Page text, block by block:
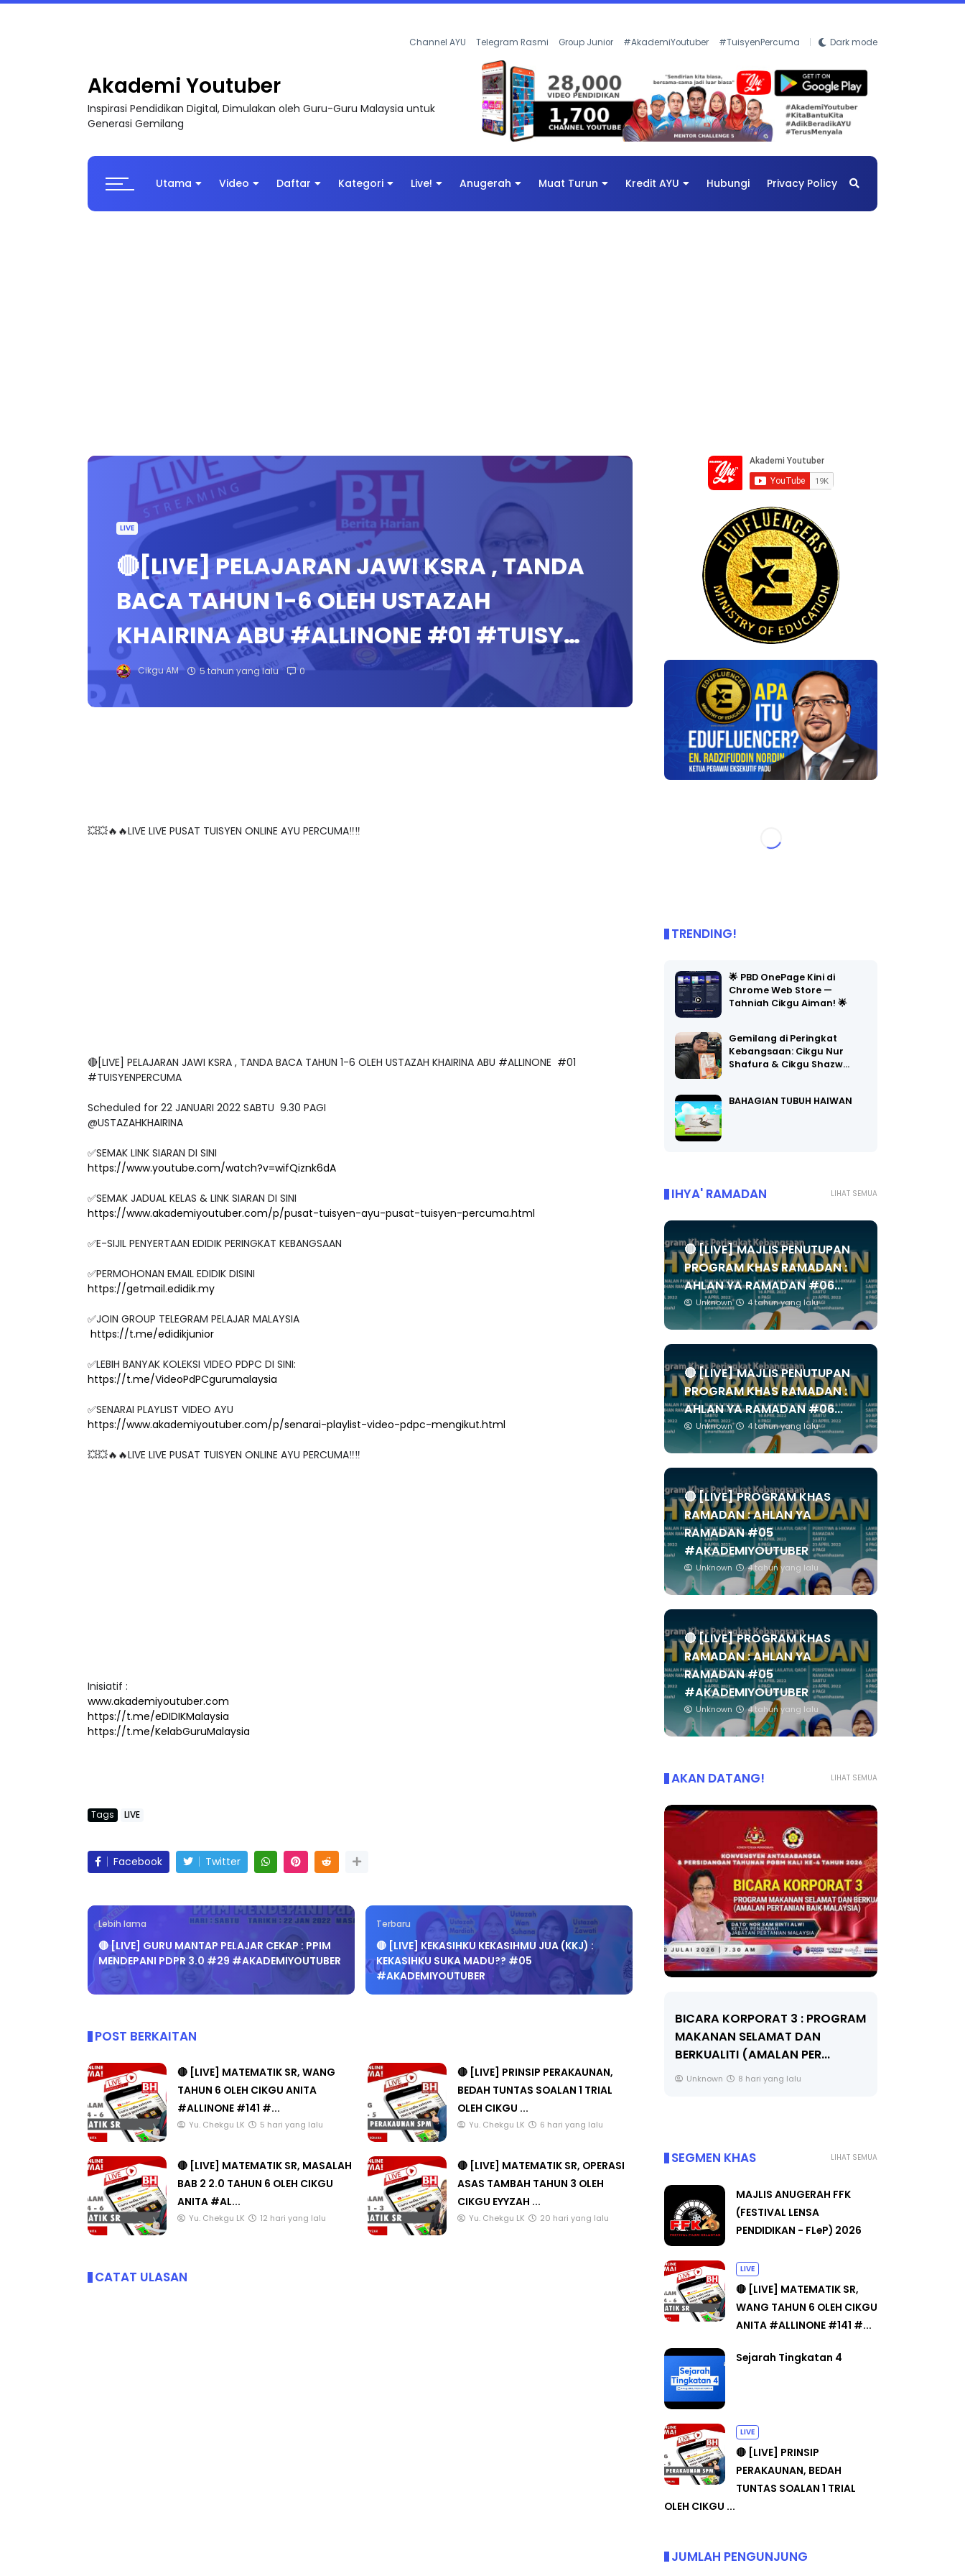
Channel AYU Telegram Rasmi Group Junior #AkademiYoutuber #TuisyenPercuma Dark mode
Akademi Youtuber
Inspirasi Pendidikan Digital, Dimulakan oleh Guru-Guru Malaysia untuk
Generasi Gemilang
Utama Video Daftar Kategori Live! Anugerah Muat Turun Kredit AYU Hubungi Privacy Policy
LIVE
🔴[LIVE] PELAJARAN JAWI KSRA , TANDA
BACA TAHUN 1-6 OLEH USTAZAH
KHAIRINA ABU #ALLINONE #01 #TUISY…
Cikgu AM 5 tahun yang lalu 0
💥💥🔥🔥LIVE LIVE PUSAT TUISYEN ONLINE AYU PERCUMA‼️‼️
🔴[LIVE] PELAJARAN JAWI KSRA , TANDA BACA TAHUN 1-6 OLEH USTAZAH KHAIRINA ABU #ALLINONE #01
#TUISYENPERCUMA
Scheduled for 22 JANUARI 2022 SABTU 9.30 PAGI
@USTAZAHKHAIRINA
✅SEMAK LINK SIARAN DI SINI
https://www.youtube.com/watch?v=wifQiznk6dA
✅SEMAK JADUAL KELAS & LINK SIARAN DI SINI
https://www.akademiyoutuber.com/p/pusat-tuisyen-ayu-pusat-tuisyen-percuma.html
✅E-SIJIL PENYERTAAN EDIDIK PERINGKAT KEBANGSAAN
✅PERMOHONAN EMAIL EDIDIK DISINI
https://getmail.edidik.my
✅JOIN GROUP TELEGRAM PELAJAR MALAYSIA
https://t.me/edidikjunior
✅LEBIH BANYAK KOLEKSI VIDEO PDPC DI SINI:
https://t.me/VideoPdPCgurumalaysia
✅SENARAI PLAYLIST VIDEO AYU
https://www.akademiyoutuber.com/p/senarai-playlist-video-pdpc-mengikut.html
💥💥🔥🔥LIVE LIVE PUSAT TUISYEN ONLINE AYU PERCUMA‼️‼️
Inisiatif :
www.akademiyoutuber.com
https://t.me/eDIDIKMalaysia
https://t.me/KelabGuruMalaysia
Tags LIVE
Facebook Twitter
Lebih lama
🔴 [LIVE] GURU MANTAP PELAJAR CEKAP : PPIM
MENDEPANI PDPR 3.0 #29 #AKADEMIYOUTUBER
Terbaru
🔴 [LIVE] KEKASIHKU KEKASIHMU JUA (KKJ) :
KEKASIHKU SUKA MADU?? #05
#AKADEMIYOUTUBER
POST BERKAITAN
🔴 [LIVE] MATEMATIK SR, WANG
TAHUN 6 OLEH CIKGU ANITA
#ALLINONE #141 #...
Yu. Chekgu LK 5 hari yang lalu
🔴 [LIVE] PRINSIP PERAKAUNAN,
BEDAH TUNTAS SOALAN 1 TRIAL
OLEH CIKGU ...
Yu. Chekgu LK 6 hari yang lalu
🔴 [LIVE] MATEMATIK SR, MASALAH
BAB 2 2.0 TAHUN 6 OLEH CIKGU
ANITA #AL...
Yu. Chekgu LK 12 hari yang lalu
🔴 [LIVE] MATEMATIK SR, OPERASI
ASAS TAMBAH TAHUN 3 OLEH
CIKGU EYYZAH ...
Yu. Chekgu LK 20 hari yang lalu
CATAT ULASAN
TRENDING!
🌟 PBD OnePage Kini di
Chrome Web Store —
Tahniah Cikgu Aiman! 🌟
Gemilang di Peringkat
Kebangsaan: Cikgu Nur
Shafura & Cikgu Shazw…
BAHAGIAN TUBUH HAIWAN
LIHAT SEMUA
IHYA' RAMADAN
🔴 [LIVE] MAJLIS PENUTUPAN
PROGRAM KHAS RAMADAN :
AHLAN YA RAMADAN #06...
Unknown 4 tahun yang lalu
🔴 [LIVE] MAJLIS PENUTUPAN
PROGRAM KHAS RAMADAN :
AHLAN YA RAMADAN #06...
Unknown 4 tahun yang lalu
🔴 [LIVE] PROGRAM KHAS
RAMADAN : AHLAN YA
RAMADAN #05
#AKADEMIYOUTUBER
Unknown 4 tahun yang lalu
🔴 [LIVE] PROGRAM KHAS
RAMADAN : AHLAN YA
RAMADAN #05
#AKADEMIYOUTUBER
Unknown 4 tahun yang lalu
LIHAT SEMUA
AKAN DATANG!
8 hari yang lalu
OLEH CIKGU ...
Unknown 8 hari yang lalu
BICARA KORPORAT 3 : PROGRAM
MAKANAN SELAMAT DAN
BERKUALITI (AMALAN PER...
Unknown 8 hari yang lalu
LIHAT SEMUA
SEGMEN KHAS
MAJLIS ANUGERAH FFK
(FESTIVAL LENSA
PENDIDIKAN - FLeP) 2026
LIVE
🔴 [LIVE] MATEMATIK SR,
WANG TAHUN 6 OLEH CIKGU
ANITA #ALLINONE #141 #...
Sejarah Tingkatan 4
LIVE
🔴 [LIVE] PRINSIP
PERAKAUNAN, BEDAH
TUNTAS SOALAN 1 TRIAL
OLEH CIKGU ...
JUMLAH PENGUNJUNG